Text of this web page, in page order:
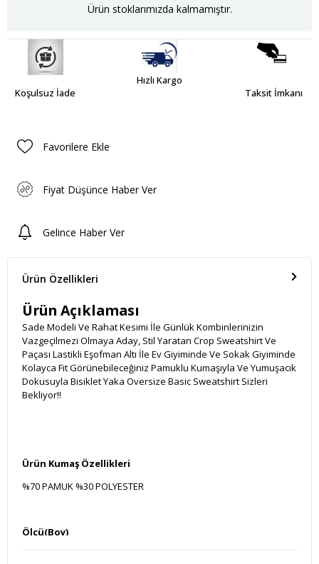
Ürün stoklarımızda kalmamıştır.
Koşulsuz İade
Hızlı Kargo
Taksit İmkanı
Favorilere Ekle
Fiyat Düşünce Haber Ver
Gelince Haber Ver
Ürün Özellikleri
Ürün Açıklaması
Sade Modeli Ve Rahat Kesimi İle Günlük Kombinlerinizin
Vazgeçilmezi Olmaya Aday, Stil Yaratan Crop Sweatshirt Ve
Paçası Lastikli Eşofman Altı İle Ev Giyiminde Ve Sokak Giyiminde
Kolayca Fit Görünebileceğiniz Pamuklu Kumaşıyla Ve Yumuşacık
Dokusuyla Bisiklet Yaka Oversize Basic Sweatshirt Sizleri
Bekliyor!!
Ürün Kumaş Özellikleri
%70 PAMUK %30 POLYESTER
Ölçü(Boy)